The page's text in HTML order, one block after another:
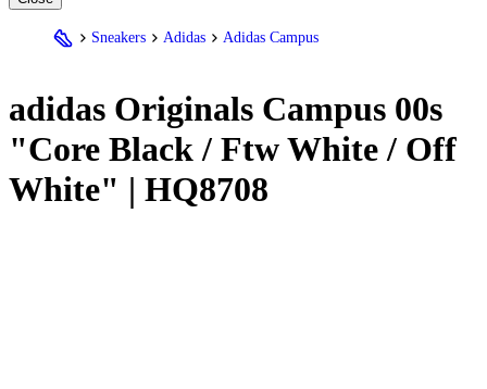
Sneakers Adidas Adidas Campus
adidas Originals Campus 00s
"Core Black / Ftw White / Off
White" | HQ8708